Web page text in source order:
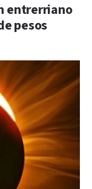
entrerriano
pesos